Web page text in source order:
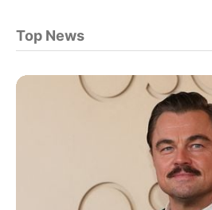
Top News